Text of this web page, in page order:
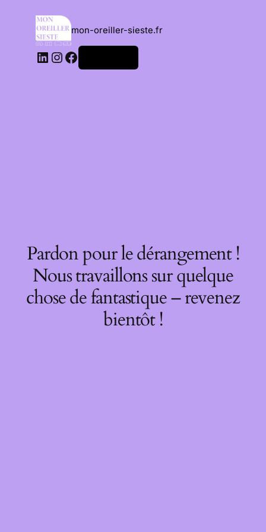
mon-oreiller-sieste.fr
Pardon pour le dérangement !
Nous travaillons sur quelque
chose de fantastique – revenez
bientôt !